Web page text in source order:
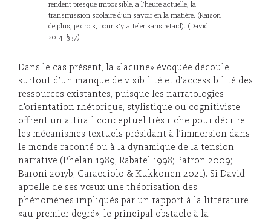
rendent presque impossible, à l’heure actuelle, la
transmission scolaire d’un savoir en la matière. (Raison
de plus, je crois, pour s’y atteler sans retard). (David
2014: §37)
Dans le cas présent, la «lacune» évoquée découle
surtout d’un manque de visibilité et d’accessibilité des
ressources existantes, puisque les narratologies
d’orientation rhétorique, stylistique ou cognitiviste
offrent un attirail conceptuel très riche pour décrire
les mécanismes textuels présidant à l’immersion dans
le monde raconté ou à la dynamique de la tension
narrative (Phelan 1989; Rabatel 1998; Patron 2009;
Baroni 2017b; Caracciolo & Kukkonen 2021). Si David
appelle de ses vœux une théorisation des
phénomènes impliqués par un rapport à la littérature
«au premier degré», le principal obstacle à la